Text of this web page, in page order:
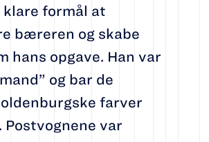
formål at
bæreren og skabe
hans opgave. Han var
og bar de
farver
Postvognene var